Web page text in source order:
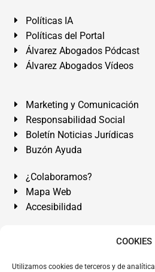
COOKIES
Utilizamos cookies de terceros y de
Políticas IA
Políticas del Portal
Álvarez Abogados Pódcast
Álvarez Abogados Vídeos
Marketing y Comunicación
Responsabilidad Social
Boletín Noticias Jurídicas
Buzón Ayuda
¿Colaboramos?
Mapa Web
Accesibilidad
Álvarez Abogados Tenerife:
de Tenerife. Islas Canarias.